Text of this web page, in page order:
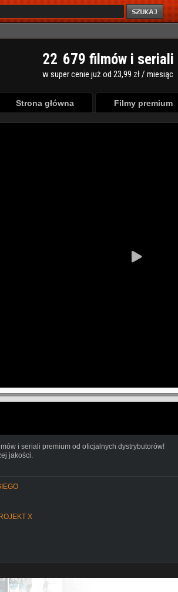
22 679 filmów i seriali
w super cenie już od 23,99 zł / miesiąc
Strona główna Filmy premium
i seriali premium od oficjalnych dystrybutorów!
jakości.
X